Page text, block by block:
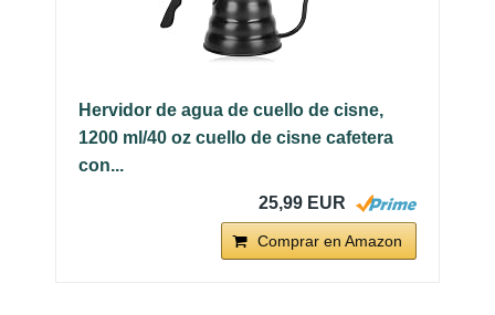
Hervidor de agua de cuello de cisne,
1200 ml/40 oz cuello de cisne cafetera
con...
25,99 EUR
Comprar en Amazon